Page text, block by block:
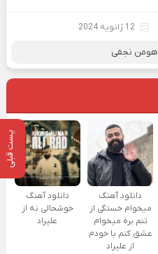
پست قبلی
12 ژانویه 2024
هومن نجفی
دانلود آهنگ
میخوام خستگی از
تنم بره میخوام
عشق کنم با خودم
از علیراد
دانلود آهنگ
خوشحالی نه از
علیراد